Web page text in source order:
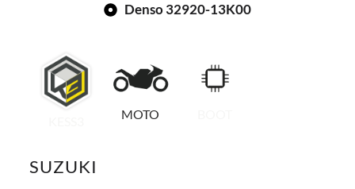
Denso 32920-13K00
MOTO
SUZUKI